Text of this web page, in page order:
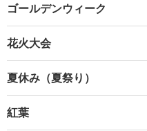
ゴールデンウィーク
花火大会
夏休み（夏祭り）
紅葉